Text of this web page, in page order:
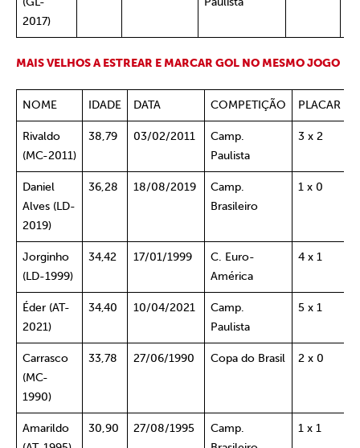
2017)
MAISVELHOSA ESTREAR E MARCAR GOL NO MESMO JOGO
NOME IDADE DATA COMPETIÇÃO PLACAR
Rivaldo
(MC-2011)
38,79 03/02/2011
Camp.
Paulista
3 x 2
Daniel
Alves (LD-
2019)
36,28 18/08/2019
Camp.
Brasileiro
1 x 0
Jorginho
(LD-1999)
34,42 17/01/1999
C. Euro-
América
4 x 1
Éder (AT-
2021)
34,40 10/04/2021
Camp.
Paulista
5 x 1
Carrasco
(MC-
1990)
33,78 27/06/1990 Copa do Brasil 2 x 0
Amarildo
30,90 27/08/1995
Camp.
1 x 1